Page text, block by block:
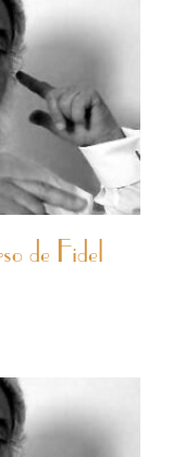
de Fidel